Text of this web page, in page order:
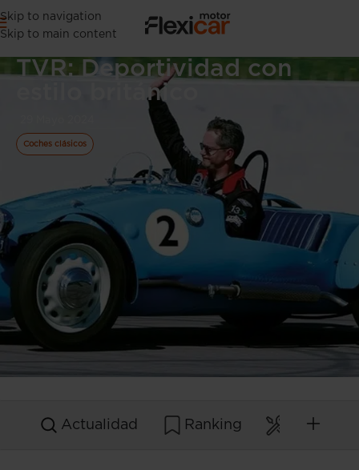
Skip to navigation
Skip to main content
TVR: Deportividad con
estilo británico
Coches clásicos
Actualidad Ranking